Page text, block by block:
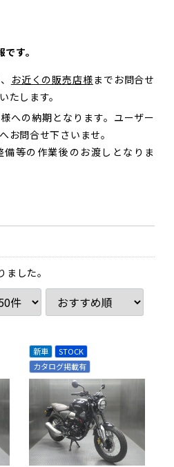
す。
お近くの販売店様までお問合せ
たします。
への納期となります。ユーザー
へお問合せ下さいませ。
備等の作業後のお渡しとなりま
した。
新車
STOCK
カタログ掲載有